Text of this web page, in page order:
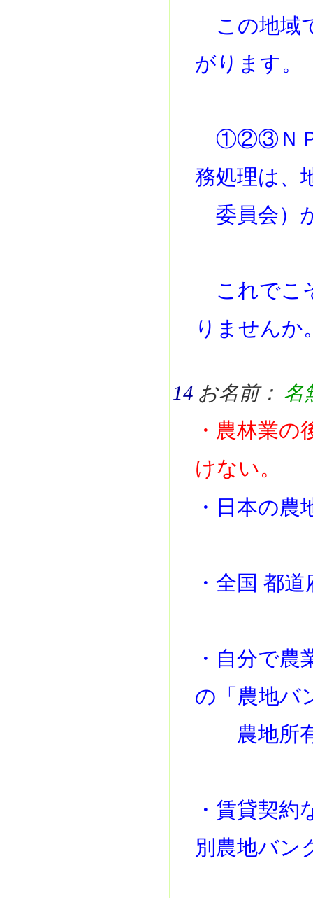
この地域
がります。
①②③ＮＰ
務処理は、
委員会）
これでこ
りませんか
14 お名前： 名
・農林業
けない。
・日本の農
・全国 都
・自分で
の「農地バ
農地所有
・賃貸契
別農地バン